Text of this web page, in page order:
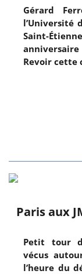
Gérard
l’Université
Saint-
Revoir cette
Paris aux
Petit tour
vécus
l’heure du